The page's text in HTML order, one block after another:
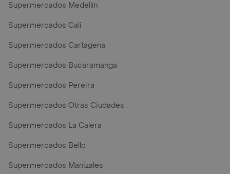
Supermercados Medellín
Supermercados Cali
Supermercados Cartagena
Supermercados Bucaramanga
Supermercados Pereira
Supermercados Otras Ciudades
Supermercados La Calera
Supermercados Bello
Supermercados Manizales